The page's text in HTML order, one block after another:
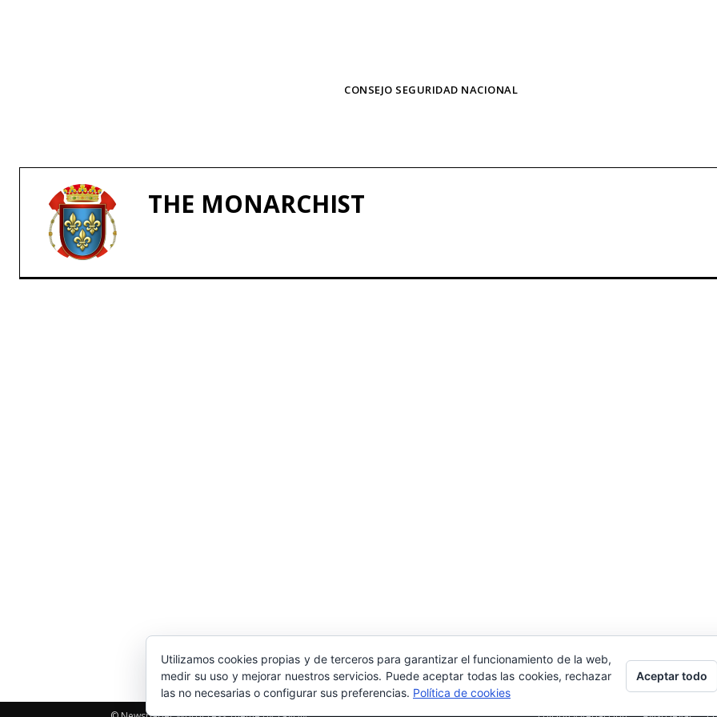
CONSEJO SEGURIDAD NACIONAL
THE MONARCHIST
Utilizamos cookies propias y de terceros para garantizar el funcionamiento de la web,
medir su uso y mejorar nuestros servicios. Puede aceptar todas las cookies, rechazar
las no necesarias o configurar sus preferencias. Política de cookies
Aceptar todo